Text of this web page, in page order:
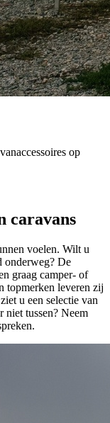
op
caravans
voelen. Wilt u
onderweg? De
graag camper- of
topmerken leveren zij
u een selectie van
niet tussen? Neem